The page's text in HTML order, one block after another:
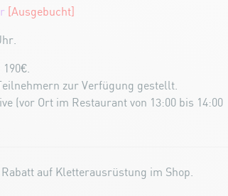
[Ausgebucht]
zur Verfügung gestellt.
(vor Ort im Restaurant von 13:00 bis 14:00
auf Kletterausrüstung im Shop.